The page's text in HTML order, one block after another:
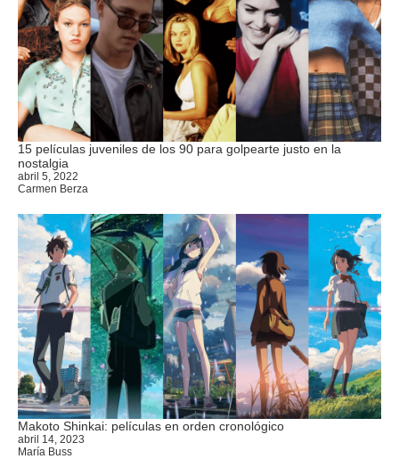
15 películas juveniles de los 90 para golpearte justo en la
nostalgia
abril 5, 2022
Carmen Berza
Makoto Shinkai: películas en orden cronológico
abril 14, 2023
María Buss